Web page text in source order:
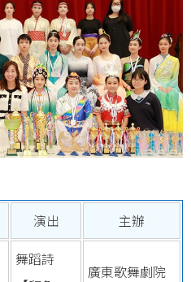
演出 主辦
舞蹈詩
廣東歌舞劇院